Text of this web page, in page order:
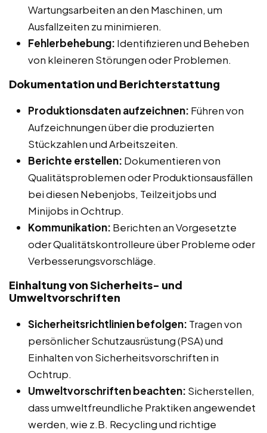
Wartungsarbeiten an den Maschinen, um
Ausfallzeiten zu minimieren.
Fehlerbehebung: Identifizieren und Beheben
von kleineren Störungen oder Problemen.
Dokumentation und Berichterstattung
Produktionsdaten aufzeichnen: Führen von
Aufzeichnungen über die produzierten
Stückzahlen und Arbeitszeiten.
Berichte erstellen: Dokumentieren von
Qualitätsproblemen oder Produktionsausfällen
bei diesen Nebenjobs, Teilzeitjobs und
Minijobs in Ochtrup.
Kommunikation: Berichten an Vorgesetzte
oder Qualitätskontrolleure über Probleme oder
Verbesserungsvorschläge.
Einhaltung von Sicherheits- und
Umweltvorschriften
Sicherheitsrichtlinien befolgen: Tragen von
persönlicher Schutzausrüstung (PSA) und
Einhalten von Sicherheitsvorschriften in
Ochtrup.
Umweltvorschriften beachten: Sicherstellen,
dass umweltfreundliche Praktiken angewendet
werden, wie z.B. Recycling und richtige